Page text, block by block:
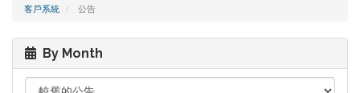
客戶系統 公告
By Month